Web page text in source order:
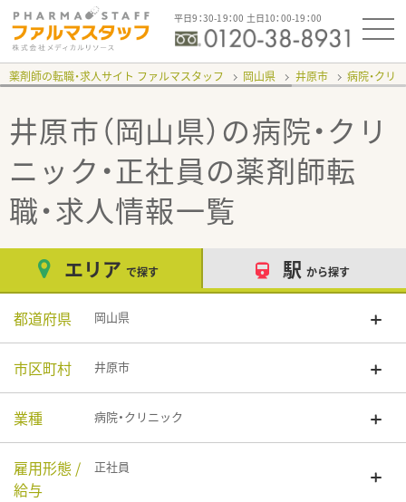
平日9：30-19：00 土日10：00-19：00
薬剤師の転職・求人サイト ファルマスタッフ 岡山県 井原市 病院・クリ
井原市（岡山県）の病院・クリ
ニック・正社員の薬剤師転
職・求人情報一覧
エリア で探す 駅 から探す
都道府県 岡山県
市区町村 井原市
業種 病院・クリニック
雇用形態 /
給与
正社員